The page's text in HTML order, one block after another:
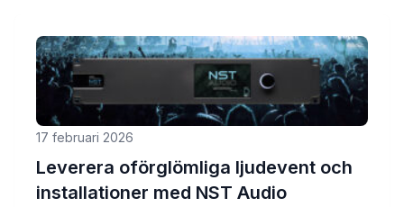
17 februari 2026
Leverera oförglömliga ljudevent och
installationer med NST Audio